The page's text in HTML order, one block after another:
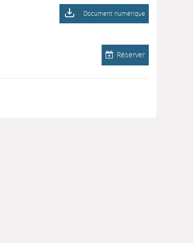
Document numérique
Réserver